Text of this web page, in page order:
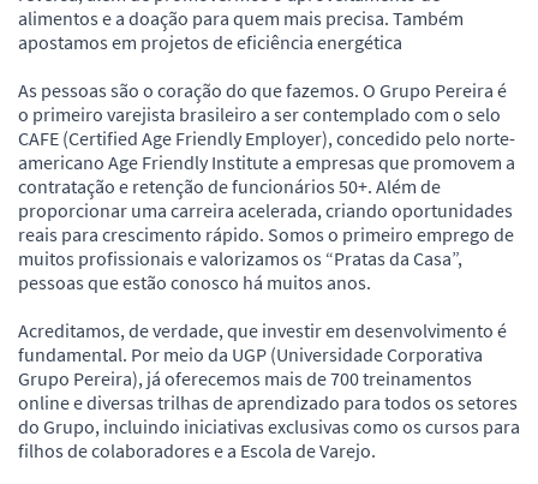
alimentos e a doação para quem mais precisa. Também
apostamos em projetos de eficiência energética
As pessoas são o coração do que fazemos. O Grupo Pereira é
o primeiro varejista brasileiro a ser contemplado com o selo
CAFE (Certified Age Friendly Employer), concedido pelo norte-
americano Age Friendly Institute a empresas que promovem a
contratação e retenção de funcionários 50+. Além de
proporcionar uma carreira acelerada, criando oportunidades
reais para crescimento rápido. Somos o primeiro emprego de
muitos profissionais e valorizamos os “Pratas da Casa”,
pessoas que estão conosco há muitos anos.
Acreditamos, de verdade, que investir em desenvolvimento é
fundamental. Por meio da UGP (Universidade Corporativa
Grupo Pereira), já oferecemos mais de 700 treinamentos
online e diversas trilhas de aprendizado para todos os setores
do Grupo, incluindo iniciativas exclusivas como os cursos para
filhos de colaboradores e a Escola de Varejo.